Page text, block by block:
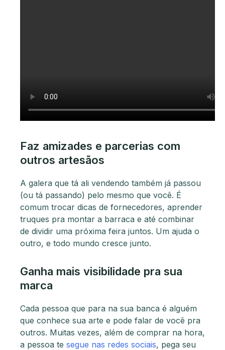
Faz amizades e parcerias com
outros artesãos
A galera que tá ali vendendo também já passou
(ou tá passando) pelo mesmo que você. É
comum trocar dicas de fornecedores, aprender
truques pra montar a barraca e até combinar
de dividir uma próxima feira juntos. Um ajuda o
outro, e todo mundo cresce junto.
Ganha mais visibilidade pra sua
marca
Cada pessoa que para na sua banca é alguém
que conhece sua arte e pode falar de você pra
outros. Muitas vezes, além de comprar na hora,
a pessoa te segue nas redes sociais, pega seu